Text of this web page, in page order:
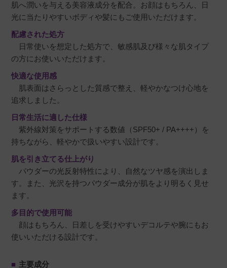
肌へ潤いを与える美容液成分を配合。お顔はもちろん、日
光に当たりやすいボディや髪にもご使用いただけます。
配慮された処方
日常使いを想定した処方で、敏感肌及び様々な肌タイプ
の方にお使いいただけます。
快適な使用感
肌表面はさらっとした質感で整え、軽やかなつけ心地を
追求しました。
日常生活に適した仕様
紫外線対策をサポートする数値（SPF50+ / PA++++）を
持ちながら、軽やかで扱いやすい設計です。
肌を引き立てる仕上がり
パウダーの光反射特性により、自然なツヤ感を演出しま
す。また、光沢を持つパウダー成分が肌をより明るく見せ
ます。
多目的で使用可能
顔はもちろん、日差しを受けやすいデコルテや腕にもお
使いいただける設計です。
■ 主要成分